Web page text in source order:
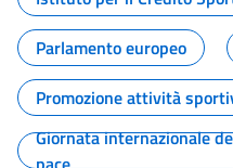
Parlamento europeo
Promozione attività
Giornata internazionale